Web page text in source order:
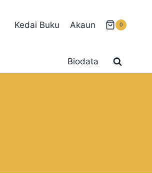
Kedai Buku Akaun 0
Biodata